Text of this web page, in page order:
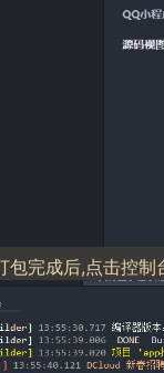
包完成后,点击控